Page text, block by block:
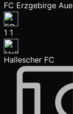
FC Erzgebirge Aue
1 1
Hallescher FC